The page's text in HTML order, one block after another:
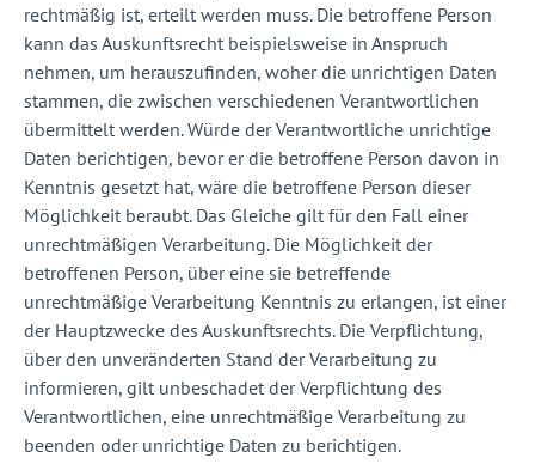
rechtmäßig ist, erteilt werden muss. Die betroffene Person
kann das Auskunftsrecht beispielsweise in Anspruch
nehmen, um herauszufinden, woher die unrichtigen Daten
stammen, die zwischen verschiedenen Verantwortlichen
übermittelt werden. Würde der Verantwortliche unrichtige
Daten berichtigen, bevor er die betroffene Person davon in
Kenntnis gesetzt hat, wäre die betroffene Person dieser
Möglichkeit beraubt. Das Gleiche gilt für den Fall einer
unrechtmäßigen Verarbeitung. Die Möglichkeit der
betroffenen Person, über eine sie betreffende
unrechtmäßige Verarbeitung Kenntnis zu erlangen, ist einer
der Hauptzwecke des Auskunftsrechts. Die Verpflichtung,
über den unveränderten Stand der Verarbeitung zu
informieren, gilt unbeschadet der Verpflichtung des
Verantwortlichen, eine unrechtmäßige Verarbeitung zu
beenden oder unrichtige Daten zu berichtigen.